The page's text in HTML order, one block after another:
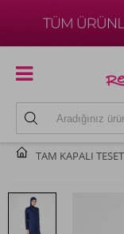
TAM KAPALI